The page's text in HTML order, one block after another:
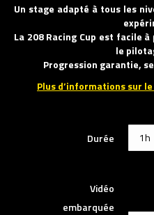
Un stage adapté à tous les
La 208 Racing Cup est facile
le
Progression garantie,
Plus d’informations sur
Durée
Vidéo
embarquée